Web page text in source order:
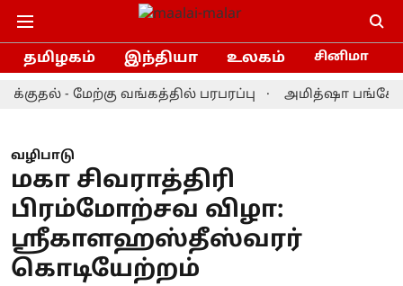
தமிழகம் இந்தியா உலகம் சினிமா
- மேற்கு வங்கத்தில் பரபரப்பு அமித்ஷா பங்கேற்ற
வழிபாடு
மகா சிவராத்திரி
பிரம்மோற்சவ விழா:
ஸ்ரீகாளஹஸ்தீஸ்வரர்
கொடியேற்றம்